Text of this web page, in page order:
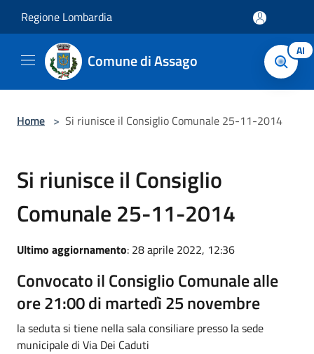
Regione Lombardia
Comune di Assago AI
Home > Si riunisce il Consiglio Comunale 25-11-2014
Si riunisce il Consiglio
Comunale 25-11-2014
Ultimo aggiornamento: 28 aprile 2022, 12:36
Convocato il Consiglio Comunale alle
ore 21:00 di martedì 25 novembre
la seduta si tiene nella sala consiliare presso la sede
municipale di Via Dei Caduti